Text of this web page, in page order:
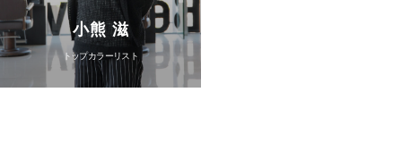
小熊 滋
トップカラーリスト